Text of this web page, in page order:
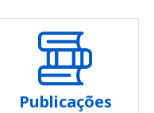
Publicações